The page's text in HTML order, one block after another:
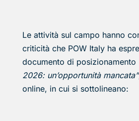
Le attività sul campo hanno
criticità che POW Italy ha
documento di posizionamento
2026: un’opportunità mancata”
online, in cui si sottolineano: